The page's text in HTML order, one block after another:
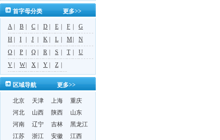
更多>>
首字母分类
A B C D E F
G
H
I J K L M
N
O
P Q R S T
U
V
W X Y Z
更多>>
区域导航
北京 天津 上海
重庆
河北
山西 陕西
山东
河南
辽宁 吉林
黑龙江
江苏
浙江 安徽
江西